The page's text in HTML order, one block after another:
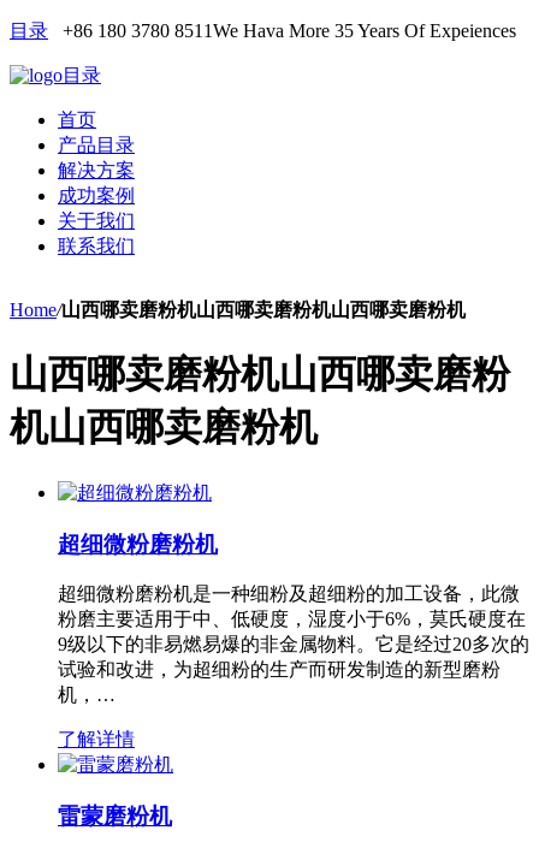
目录 +86 180 3780 8511We Hava More 35 Years Of Expeiences
目录
首页
产品目录
解决方案
成功案例
关于我们
联系我们
Home/山西哪卖磨粉机山西哪卖磨粉机山西哪卖磨粉机
山西哪卖磨粉机山西哪卖磨粉
机山西哪卖磨粉机
超细微粉磨粉机
超细微粉磨粉机是一种细粉及超细粉的加工设备，此微
粉磨主要适用于中、低硬度，湿度小于6%，莫氏硬度在
9级以下的非易燃易爆的非金属物料。它是经过20多次的
试验和改进，为超细粉的生产而研发制造的新型磨粉
机，…
了解详情
雷蒙磨粉机